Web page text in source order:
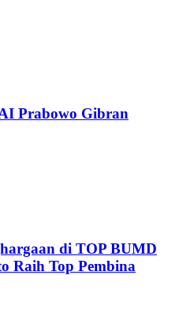
Prabowo Gibran
di TOP BUMD
Raih Top Pembina